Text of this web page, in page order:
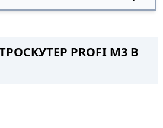
PROFI M3 В